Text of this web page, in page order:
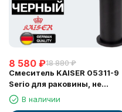
8 580 ₽18 880 ₽
Смеситель KAISER 05311-9
Serio для раковины, не
поворотный, чёрный
матовый (картридж 6202)
В наличии